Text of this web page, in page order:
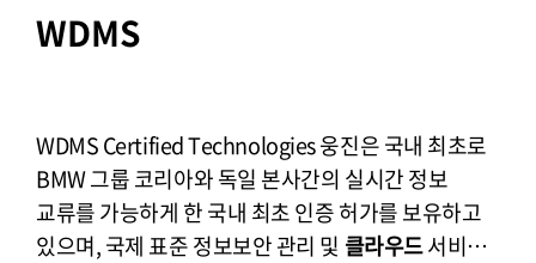
WDMS
WDMS Certified Technologies 웅진은 국내 최초로
BMW 그룹 코리아와 독일 본사간의 실시간 정보
교류를 가능하게 한 국내 최초 인증 허가를 보유하고
있으며, 국제 표준 정보보안 관리 및 클라우드서비스